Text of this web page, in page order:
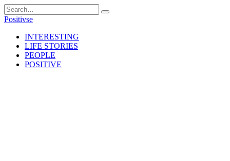
Skip
to
Search
for:
Positivse
INTERESTING
LIFE STORIES
PEOPLE
POSITIVE